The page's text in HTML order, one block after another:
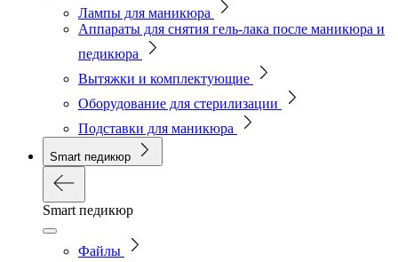
Лампы для маникюра
Аппараты для снятия гель-лака после маникюра и
педикюра
Вытяжки и комплектующие
Оборудование для стерилизации
Подставки для маникюра
Smart педикюр
Smart педикюр
Файлы